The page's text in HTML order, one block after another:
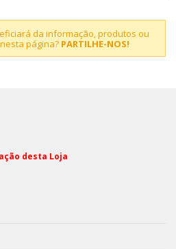
da informação, produtos ou
página? PARTILHE-NOS!
desta Loja